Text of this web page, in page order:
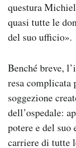
questura
quasi tutte le
del suo ufficio».
Benché breve,
resa complicata
soggezione
dell’ospedale:
potere e del suo
carriere di tutte